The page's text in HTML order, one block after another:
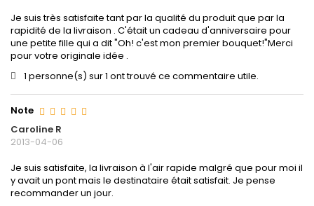
Je suis très satisfaite tant par la qualité du produit que par la
rapidité de la livraison . C'était un cadeau d'anniversaire pour
une petite fille qui a dit "Oh! c'est mon premier bouquet!"Merci
pour votre originale idée .
1 personne(s) sur 1 ont trouvé ce commentaire utile.
Note
Caroline R
2013-04-06
Je suis satisfaite, la livraison à l'air rapide malgré que pour moi il
y avait un pont mais le destinataire était satisfait. Je pense
recommander un jour.